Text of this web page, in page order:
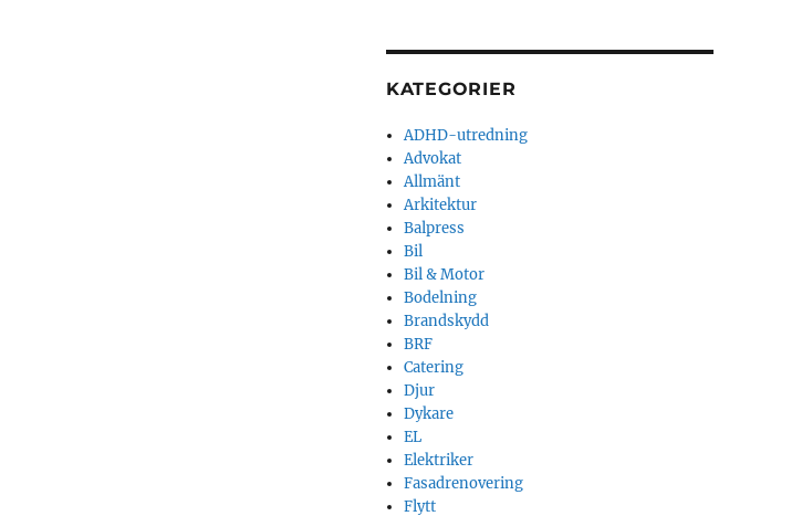
KATEGORIER
ADHD-utredning
Advokat
Allmänt
Arkitektur
Balpress
Bil
Bil & Motor
Bodelning
Brandskydd
BRF
Catering
Djur
Dykare
EL
Elektriker
Fasadrenovering
Flytt